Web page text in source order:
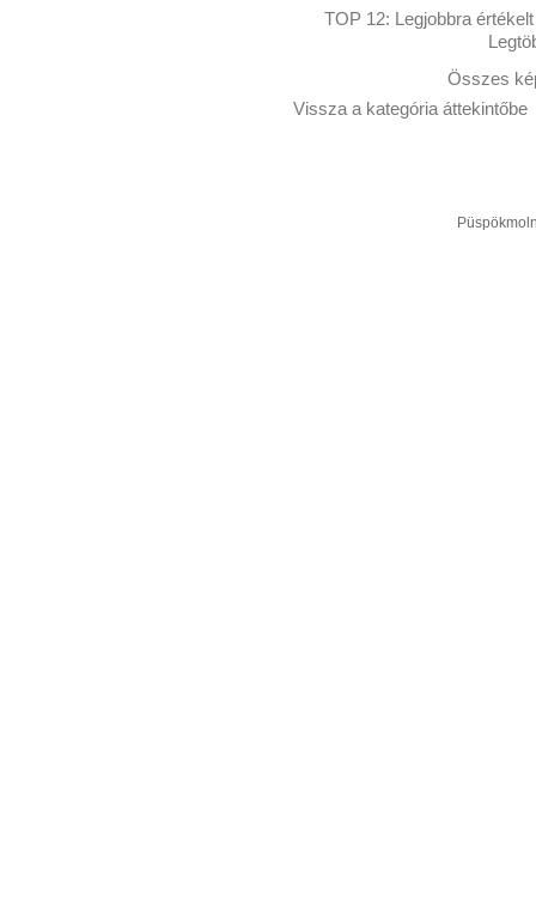
TOP 12: Legjobbra értékelt
Összes
Vissza a kategória áttekintőbe